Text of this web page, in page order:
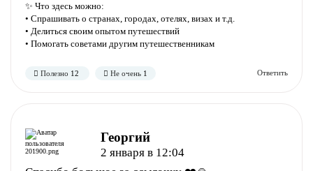
Полезно
✨ Что здесь можно:
• Спрашивать о странах, городах, отелях, визах и т.д.
• Делиться своим опытом путешествий
• Помогать советами другим путешественникам
Георгий
2 января в 12:04